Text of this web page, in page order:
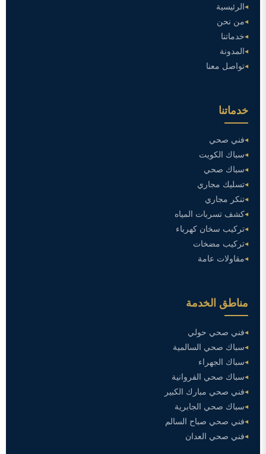
الرئيسية
من نحن
خدماتنا
المدونة
تواصل معنا
خدماتنا
فني صحي
سباك الكويت
سباك صحي
تسليك مجاري
تنكر مجاري
كشف تسربات المياه
تركيب سخان كهرباء
تركيب مضخات
مقاولات عامة
مناطق الخدمة
فني صحي حولي
سباك صحي السالمية
سباك الجهراء
سباك صحي الفروانية
فني صحي مبارك الكبير
سباك صحي الجابرية
فني صحي صباح السالم
فني صحي العدان